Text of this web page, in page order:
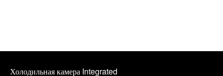
Холодильная камера Integrated